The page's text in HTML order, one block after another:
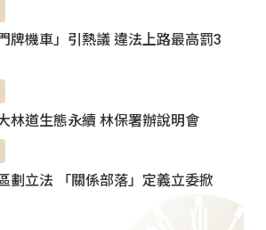
牌機車」引熱議 違法上路最高罰3
林道生態永續 林保署辦說明會
劃立法 「關係部落」定義立委掀